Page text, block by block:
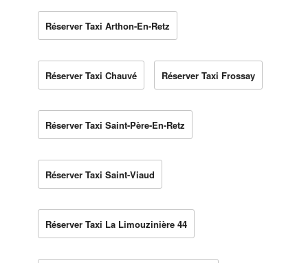
Réserver Taxi Arthon-En-Retz
Réserver Taxi Chauvé Réserver Taxi Frossay
Réserver Taxi Saint-Père-En-Retz
Réserver Taxi Saint-Viaud
Réserver Taxi La Limouzinière 44